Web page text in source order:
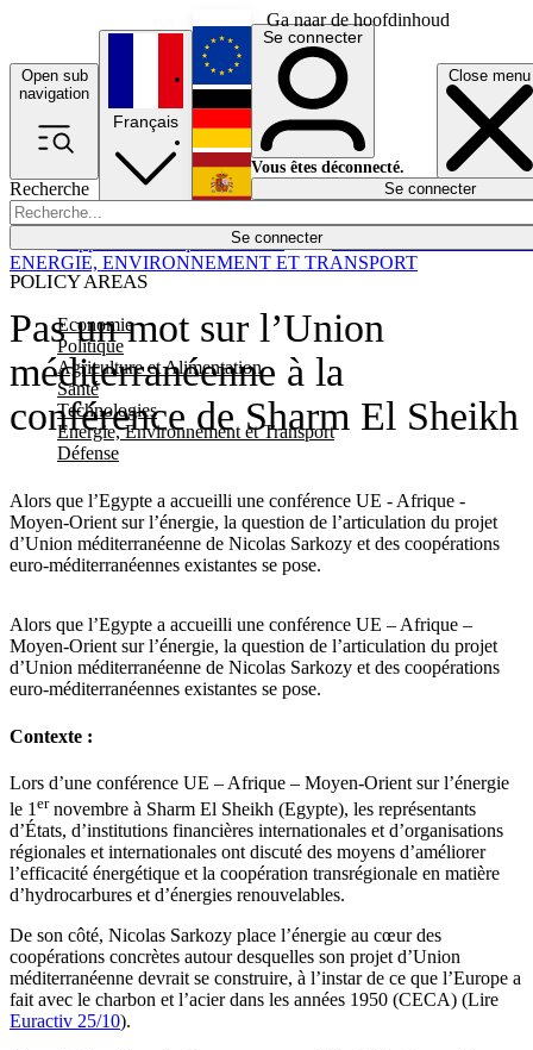
Ga naar de hoofdinhoud
Open sub
navigation
Close menu
Recherche
Se connecter
POLICY AREAS
Economie
Politique
Agriculture et Alimentation
Santé
Technologies
Energie, Environnement et Transport
Défense
Économie
Français
English
Deutsch
Español
Se connecter
Vous êtes déconnecté.
Se connecter
Pas un mot sur l’Union
méditerranéenne à la
conférence de Sharm El Sheikh
Alors que l’Egypte a accueilli une conférence UE - Afrique -
Moyen-Orient sur l’énergie, la question de l’articulation du projet
d’Union méditerranéenne de Nicolas Sarkozy et des coopérations
euro-méditerranéennes existantes se pose.
ENERGIE, ENVIRONNEMENT ET TRANSPORT
Alors que l’Egypte a accueilli une conférence UE – Afrique –
Moyen-Orient sur l’énergie, la question de l’articulation du projet
d’Union méditerranéenne de Nicolas Sarkozy et des coopérations
euro-méditerranéennes existantes se pose.
Contexte :
Lors d’une conférence UE – Afrique – Moyen-Orient sur l’énergie
le 1 ernovembre à Sharm El Sheikh (Egypte), les représentants
d’États, d’institutions financières internationales et d’organisations
régionales et internationales ont discuté des moyens d’améliorer
l’efficacité énergétique et la coopération transrégionale en matière
d’hydrocarbures et d’énergies renouvelables.
De son côté, Nicolas Sarkozy place l’énergie au cœur des
coopérations concrètes autour desquelles son projet d’Union
méditerranéenne devrait se construire, à l’instar de ce que l’Europe a
fait avec le charbon et l’acier dans les années 1950 (CECA) (Lire
Euractiv 25/10).